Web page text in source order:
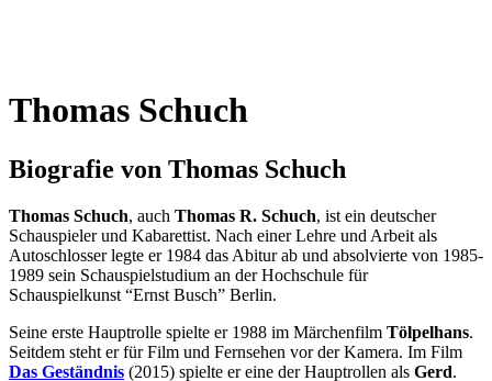
Thomas Schuch
Biografie von Thomas Schuch
Thomas Schuch, auch Thomas R. Schuch, ist ein deutscher
Schauspieler und Kabarettist. Nach einer Lehre und Arbeit als
Autoschlosser legte er 1984 das Abitur ab und absolvierte von 1985-
1989 sein Schauspielstudium an der Hochschule für
Schauspielkunst “Ernst Busch” Berlin.
Seine erste Hauptrolle spielte er 1988 im Märchenfilm Tölpelhans.
Seitdem steht er für Film und Fernsehen vor der Kamera. Im Film
Das Geständnis (2015) spielte er eine der Hauptrollen als Gerd.